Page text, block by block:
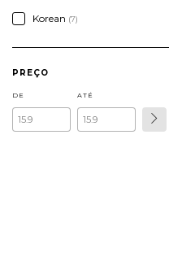
Korean (7)
PREÇO
DE ATÉ